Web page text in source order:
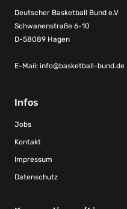
Deutscher Basketball Bund e.V
Schwanenstraße 6-10
D-58089 Hagen
E-Mail: info@basketball-bund.de
Infos
Jobs
Kontakt
Impressum
Datenschutz